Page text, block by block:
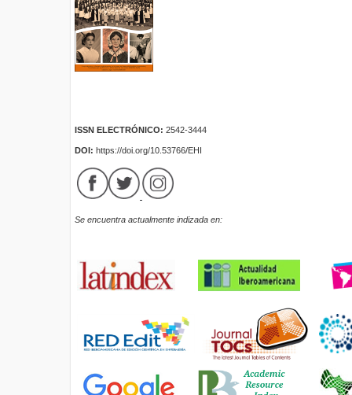
ISSN ELECTRÓNICO: 2542-3444
DOI: https://doi.org/10.53766/EHI
Se encuentra actualmente indizada en: